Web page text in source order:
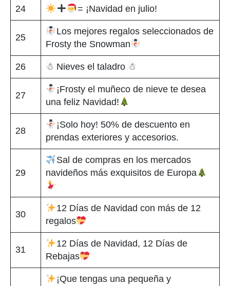
24 = ¡Navidad en julio!
25
Los mejores regalos seleccionados de
Frosty the Snowman
26 ☃ Nieves el taladro ☃
27
¡Frosty el muñeco de nieve te desea
una feliz Navidad!
28
¡Solo hoy! 50% de descuento en
prendas exteriores y accesorios.
29
Sal de compras en los mercados
navideños más exquisitos de Europa
30
12 Días de Navidad con más de 12
regalos
31
12 Días de Navidad, 12 Días de
Rebajas
¡Que tengas una pequeña y